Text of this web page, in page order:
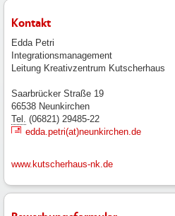
Kontakt
Edda Petri
Integrationsmanagement
Leitung Kreativzentrum Kutscherhaus
Saarbrücker Straße 19
66538 Neunkirchen
Tel. (06821) 29485-22
edda.petri(at)neunkirchen.de
www.kutscherhaus-nk.de